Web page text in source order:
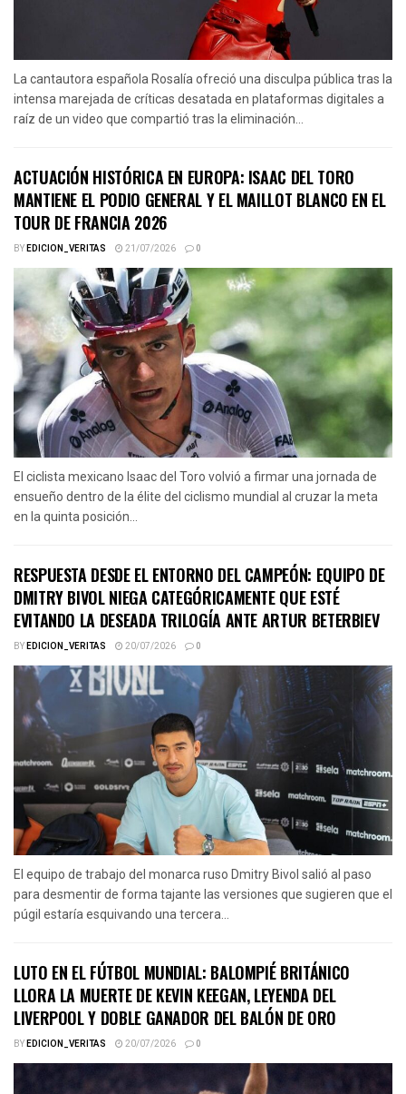
La cantautora española Rosalía ofreció una disculpa pública tras la
intensa marejada de críticas desatada en plataformas digitales a
raíz de un video que compartió tras la eliminación...
ACTUACIÓN HISTÓRICA EN EUROPA: ISAAC DEL TORO
MANTIENE EL PODIO GENERAL Y EL MAILLOT BLANCO EN EL
TOUR DE FRANCIA 2026
BYEDICION_VERITAS 21/07/2026 0
El ciclista mexicano Isaac del Toro volvió a firmar una jornada de
ensueño dentro de la élite del ciclismo mundial al cruzar la meta
en la quinta posición...
RESPUESTA DESDE EL ENTORNO DEL CAMPEÓN: EQUIPO DE
DMITRY BIVOL NIEGA CATEGÓRICAMENTE QUE ESTÉ
EVITANDO LA DESEADA TRILOGÍA ANTE ARTUR BETERBIEV
BYEDICION_VERITAS 20/07/2026 0
El equipo de trabajo del monarca ruso Dmitry Bivol salió al paso
para desmentir de forma tajante las versiones que sugieren que el
púgil estaría esquivando una tercera...
LUTO EN EL FÚTBOL MUNDIAL: BALOMPIÉ BRITÁNICO
LLORA LA MUERTE DE KEVIN KEEGAN, LEYENDA DEL
LIVERPOOL Y DOBLE GANADOR DEL BALÓN DE ORO
BYEDICION_VERITAS 20/07/2026 0